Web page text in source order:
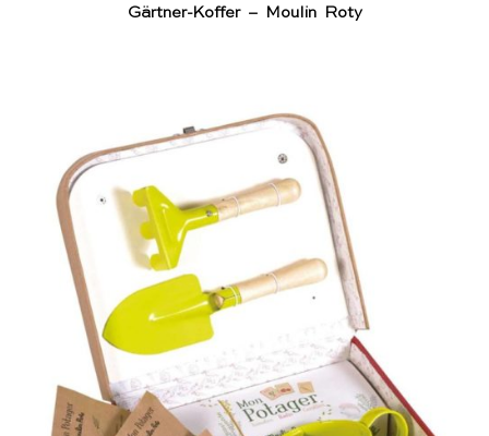
Gärtner-Koffer – Moulin Roty